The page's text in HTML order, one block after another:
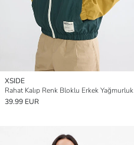
XSIDE
Rahat Kalıp Renk Bloklu Erkek Yağmurluk
39.99 EUR